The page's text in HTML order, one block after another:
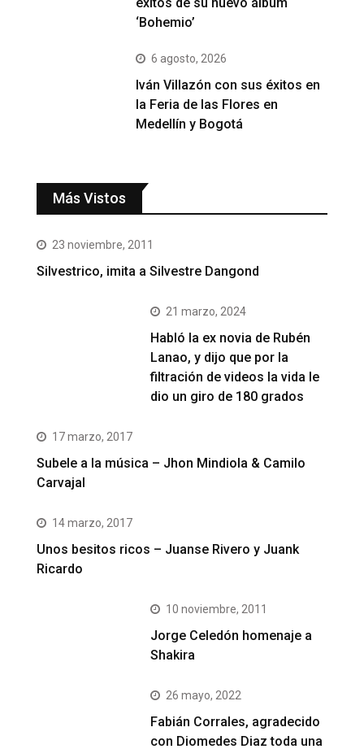
‘Bohemio’
6 agosto, 2026
Iván Villazón con sus éxitos en
la Feria de las Flores en
Medellín y Bogotá
Más Vistos
23 noviembre, 2011
Silvestrico, imita a Silvestre Dangond
21 marzo, 2024
Habló la ex novia de Rubén
Lanao, y dijo que por la
filtración de videos la vida le
dio un giro de 180 grados
17 marzo, 2017
Subele a la música – Jhon Mindiola & Camilo
Carvajal
14 marzo, 2017
Unos besitos ricos – Juanse Rivero y Juank
Ricardo
10 noviembre, 2011
Jorge Celedón homenaje a
Shakira
26 mayo, 2022
Fabián Corrales, agradecido
con Diomedes Diaz toda una